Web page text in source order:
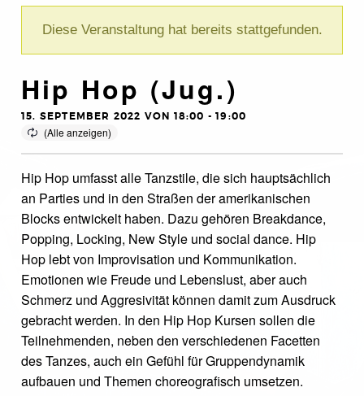
Diese Veranstaltung hat bereits stattgefunden.
Hip Hop (Jug.)
15. SEPTEMBER 2022 VON 18:00 -19:00
Hip Hop umfasst alle Tanzstile, die sich hauptsächlich
an Parties und in den Straßen der amerikanischen
Blocks entwickelt haben. Dazu gehören Breakdance,
Popping, Locking, New Style und social dance. Hip
Hop lebt von Improvisation und Kommunikation.
Emotionen wie Freude und Lebenslust, aber auch
Schmerz und Aggresivität können damit zum Ausdruck
gebracht werden. In den Hip Hop Kursen sollen die
Teilnehmenden, neben den verschiedenen Facetten
des Tanzes, auch ein Gefühl für Gruppendynamik
aufbauen und Themen choreografisch umsetzen.